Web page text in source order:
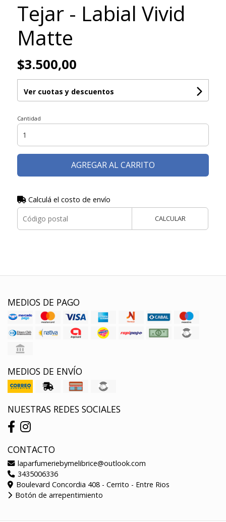
Tejar - Labial Vivid
Matte
$3.500,00
Ver cuotas y descuentos
Cantidad
AGREGAR AL CARRITO
Calculá el costo de envío
CALCULAR
MEDIOS DE PAGO
MEDIOS DE ENVÍO
NUESTRAS REDES SOCIALES
CONTACTO
laparfumeriebymelibrice@outlook.com
3435006336
Boulevard Concordia 408 - Cerrito - Entre Rios
Botón de arrepentimiento